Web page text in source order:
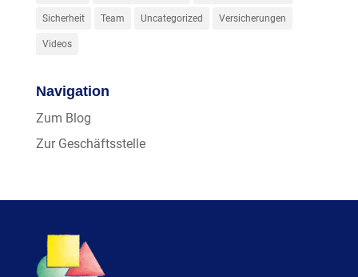
Sicherheit Team Uncategorized Versicherungen
Videos
Navigation
Zum Blog
Zur Geschäftsstelle